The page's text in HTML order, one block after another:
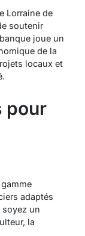
Lorraine de
soutenir
joue un
de la
locaux et
pour
adaptés
un
la